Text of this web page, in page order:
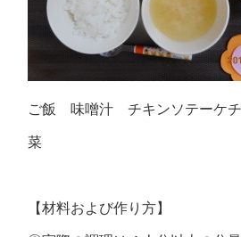
ご飯 味噌汁 チキンソテーケ
菜
【材料および作り方】